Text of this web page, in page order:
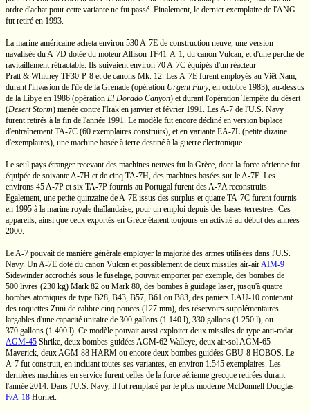
ordre d'achat pour cette variante ne fut passé. Finalement, le dernier exemplaire de l'ANG
fut retiré en 1993.
La marine américaine acheta environ 530A-7E de construction neuve, une version
navalisée duA-7D dotée du moteur Allison TF41-A-1, du canon Vulcan, et d'une perche de
ravitaillement rétractable. Ils suivaient environ 70A-7C équipés d'un réacteur
Pratt & Whitney TF30-P-8 et de canons Mk. 12. LesA-7E furent employés au Viêt Nam,
durant l'invasion de l'île de la Grenade (opération Urgent Fury, en octobre 1983), au-dessus
de la Libye en 1986 (opération El Dorado Canyon) et durant l'opération Tempête du désert
(Desert Storm) menée contre l'Irak en janvier et février 1991. LesA-7 de l'U.S. Navy
furent retirés à la fin de l'année 1991. Le modèle fut encore décliné en version biplace
d'entraînementTA-7C (60 exemplaires construits), et en variante EA-7L (petite dizaine
d'exemplaires), une machine basée à terre destiné à la guerre électronique.
Le seul pays étranger recevant des machines neuves fut la Grèce, dont la force aérienne fut
équipée de soixanteA-7H et de cinq TA-7H, des machines basées sur leA-7E. Les
environs 45A-7P et six TA-7P fournis au Portugal furent desA-7Areconstruits.
Egalement, une petite quinzaine deA-7E issus des surplus et quatre TA-7C furent fournis
en 1995 à la marine royale thaïlandaise, pour un emploi depuis des bases terrestres. Ces
appareils, ainsi que ceux exportés en Grèce étaient toujours en activité au début des années
2000.
LeA-7 pouvait de manière générale employer la majorité des armes utilisées dans l'U.S.
Navy. UnA-7E doté du canon Vulcan et possiblement de deux missiles air-airAIM-9
Sidewinder accrochés sous le fuselage, pouvait emporter par exemple, des bombes de
500 livres (230 kg) Mark 82 ou Mark 80, des bombes à guidage laser, jusqu'à quatre
bombes atomiques de type B28, B43, B57, B61 ou B83, des paniers LAU-10 contenant
des roquettes Zuni de calibre cinq pouces (127 mm), des réservoirs supplémentaires
largables d'une capacité unitaire de 300 gallons (1.140 l), 330 gallons (1.250 l), ou
370 gallons (1.400 l). Ce modèle pouvait aussi exploiter deux missiles de type anti-radar
AGM-45 Shrike, deux bombes guidéesAGM-62 Walleye, deux air-solAGM-65
Maverick, deuxAGM-88 HARM ou encore deux bombes guidées GBU-8 HOBOS. Le
A-7 fut construit, en incluant toutes ses variantes, en environ 1.545 exemplaires. Les
dernières machines en service furent celles de la force aérienne grecque retirées durant
l'année 2014. Dans l'U.S. Navy, il fut remplacé par le plus moderne McDonnell Douglas
F/A-18 Hornet.